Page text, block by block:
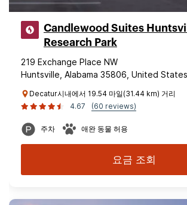
Candlewood Suites
Research Park
219 Exchange Place NW
Huntsville, Alabama 35806, United States
Decatur시내에서 19.54 마일(31.44 km) 거리
4.67
(60 reviews)
주차 애완 동물 허용
요금 조회